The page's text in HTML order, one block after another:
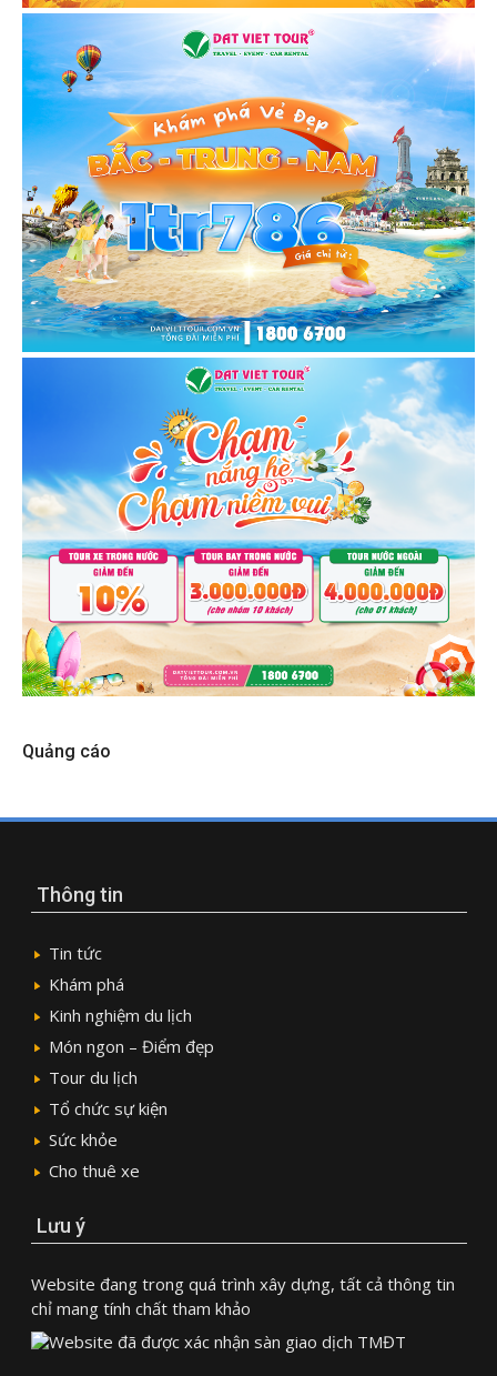
Quảng cáo
Thông tin
Tin tức
Khám phá
Kinh nghiệm du lịch
Món ngon – Điểm đẹp
Tour du lịch
Tổ chức sự kiện
Sức khỏe
Cho thuê xe
Lưu ý
Website đang trong quá trình xây dựng, tất cả thông tin
chỉ mang tính chất tham khảo